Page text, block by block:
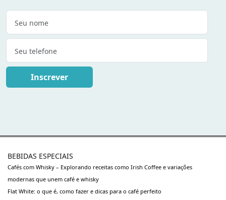
Inscrever
BEBIDAS ESPECIAIS
Cafés com Whisky – Explorando receitas como Irish Coffee e variações
modernas que unem café e whisky
Flat White: o que é, como fazer e dicas para o café perfeito